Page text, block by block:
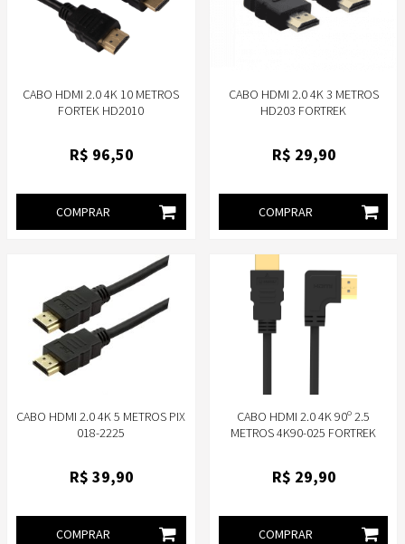
CABO HDMI 2.0 4K 10 METROS
FORTEK HD2010
R$ 96,50
COMPRAR
CABO HDMI 2.0 4K 3 METROS
HD203 FORTREK
R$ 29,90
COMPRAR
CABO HDMI 2.0 4K 5 METROS PIX
018-2225
R$ 39,90
COMPRAR
CABO HDMI 2.0 4K 90º 2.5
METROS 4K90-025 FORTREK
R$ 29,90
COMPRAR